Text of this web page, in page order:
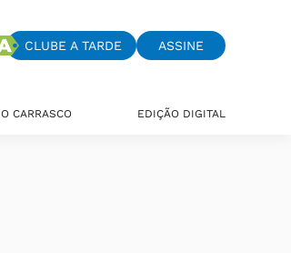
CLUBE A TARDE ASSINE
O CARRASCO EDIÇÃO DIGITAL